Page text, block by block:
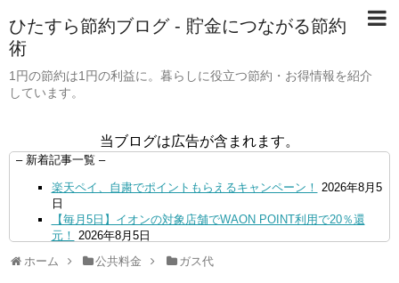
ひたすら節約ブログ - 貯金につながる節約
術
1円の節約は1円の利益に。暮らしに役立つ節約・お得情報を紹介
しています。
当ブログは広告が含まれます。
– 新着記事一覧 –
楽天ペイ、自粛でポイントもらえるキャンペーン！ 2026年8月5
日
【毎月5日】イオンの対象店舗でWAON POINT利用で20％還
元！ 2026年8月5日
ードチャージすると5%還元に！
ホーム 公共料金 ガス代